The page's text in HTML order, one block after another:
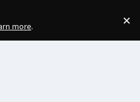
more. ×